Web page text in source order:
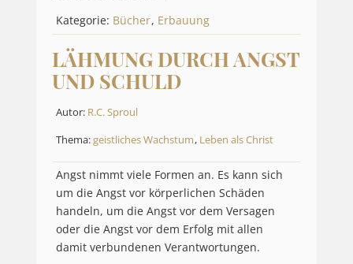
Kategorie: Bücher, Erbauung
LÄHMUNG DURCH ANGST
UND SCHULD
Autor: R.C. Sproul
Thema:geistliches Wachstum, Leben als Christ
Angst nimmt viele Formen an. Es kann sich
um die Angst vor körperlichen Schäden
handeln, um die Angst vor dem Versagen
oder die Angst vor dem Erfolg mit allen
damit verbundenen Verantwortungen.